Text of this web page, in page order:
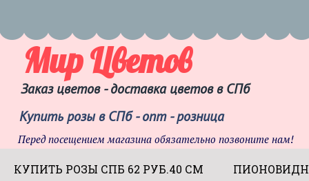
Мир Цветов
Заказ цветов - доставка цветов в СПб
Купить розы в СПб - опт - розница
Перед посещением магазина обязательно позвоните нам!
КУПИТЬ РОЗЫ СПБ 62 РУБ.40 СМ